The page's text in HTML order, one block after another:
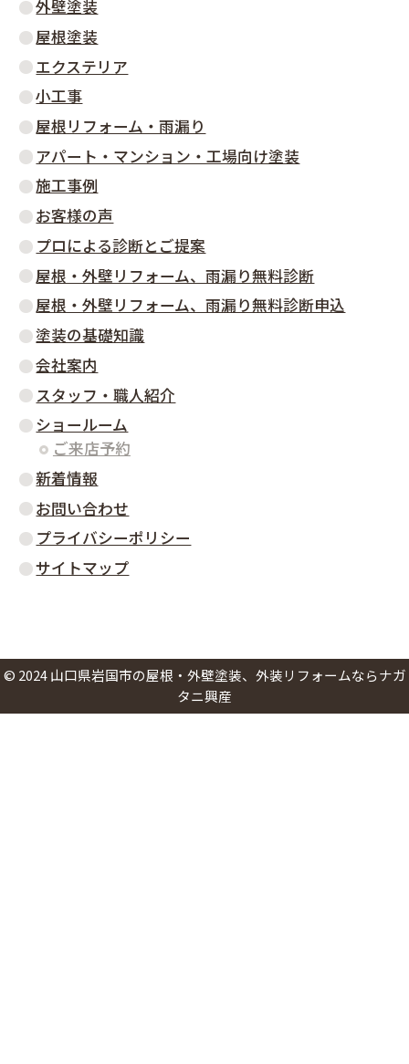
外壁塗装
屋根塗装
エクステリア
小工事
屋根リフォーム・雨漏り
アパート・マンション・工場向け塗装
施工事例
お客様の声
プロによる診断とご提案
屋根・外壁リフォーム、雨漏り無料診断
屋根・外壁リフォーム、雨漏り無料診断申込
塗装の基礎知識
会社案内
スタッフ・職人紹介
ショールーム
ご来店予約
新着情報
お問い合わせ
プライバシーポリシー
サイトマップ
© 2024 山口県岩国市の屋根・外壁塗装、外装リフォームならナガ
タニ興産